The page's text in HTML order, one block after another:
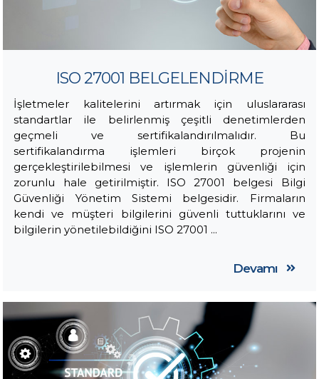
ISO 27001 BELGELENDİRME
İşletmeler kalitelerini artırmak için uluslararası
standartlar ile belirlenmiş çeşitli denetimlerden
geçmeli ve sertifikalandırılmalıdır. Bu
sertifikalandırma işlemleri birçok projenin
gerçekleştirilebilmesi ve işlemlerin güvenliği için
zorunlu hale getirilmiştir. ISO 27001 belgesi Bilgi
Güvenliği Yönetim Sistemi belgesidir. Firmaların
kendi ve müşteri bilgilerini güvenli tuttuklarını ve
bilgilerin yönetilebildiğini ISO 27001 ...
Devamı